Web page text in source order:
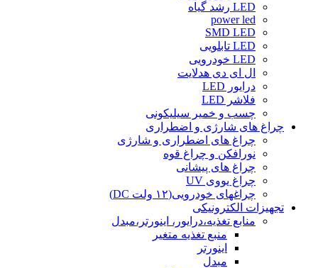
LED رشد گیاه
power led
SMD LED
LED تابلویی
LED خودرویی
ال ای دی هدلایت
درایور LED
فلاشر LED
چسب و خمیر سیلیکونی
چراغ های شارژی و اضطراری
چراغ های اضطراری و شارژی
نورافکن و چراغ قوه
چراغ های پیشانی
چراغ یووی UV
چراغهای خودرویی(۱۲ ولت DC)
تجهیزات الکترونیکی
منابع تغذیه،درایور، اینورتر،مبدل
منبع تغذیه متغیر
اینورتر
مبدل